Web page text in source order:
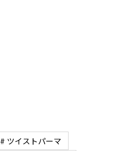
# ツイストパーマ